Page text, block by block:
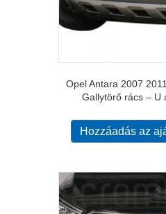
Opel Antara 2007
Gallytörő rács – U
Hozzáadás az